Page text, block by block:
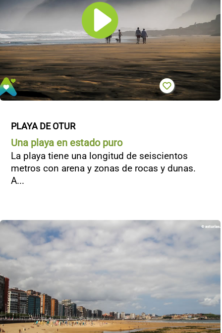
PLAYA DE OTUR
Una playa en estado puro
La playa tiene una longitud de seiscientos
metros con arena y zonas de rocas y dunas.
A...